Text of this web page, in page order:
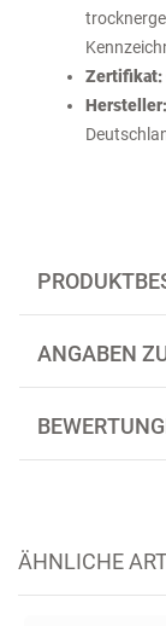
Zertifikat:
Hersteller:
ANGABEN
ÄHNLICHE